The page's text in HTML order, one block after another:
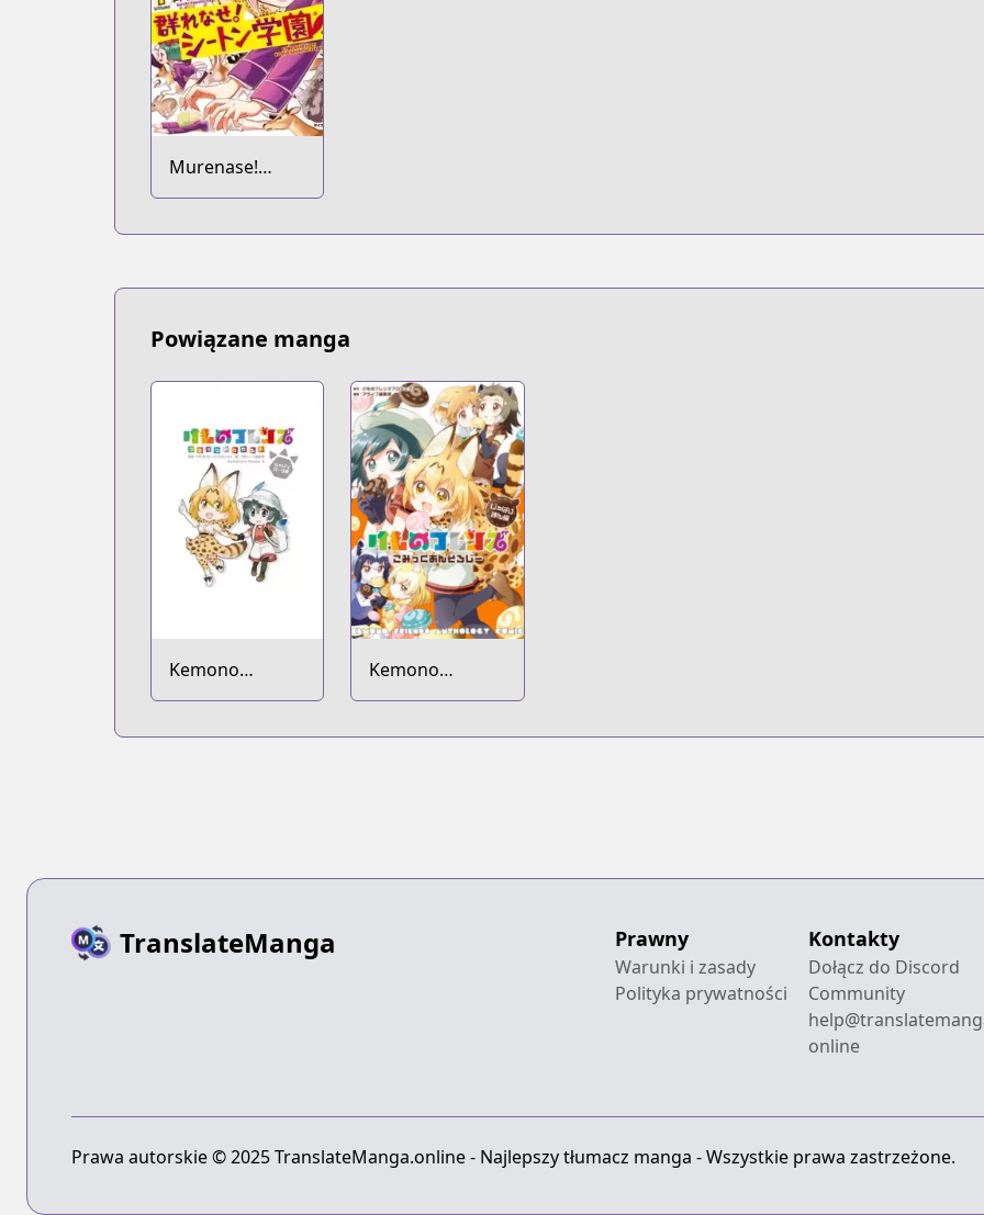
Murenase!
Seton Gakuen
Powiązane manga
Kemono
Friends: Comic à
Kemono
Friends: Comic
TranslateManga Prawny
Warunki i zasady
Polityka prywatności
Kontakty
Dołącz do Discord
Community
online
Prawa autorskie © 2025 TranslateManga.online - Najlepszy tłumacz manga - Wszystkie prawa zastrzeżone.